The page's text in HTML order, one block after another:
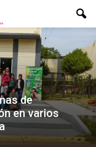
de
en varios